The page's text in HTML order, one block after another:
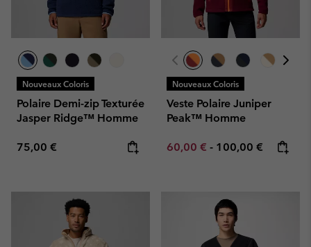
Nouveaux Coloris
Polaire Demi-zip Texturée
Jasper Ridge™ Homme
Regular price:
75,00 €
Nouveaux Coloris
Veste Polaire Juniper
Peak™ Homme
Minimum sale price:
60,00 € - Maximum price:
100,00 €